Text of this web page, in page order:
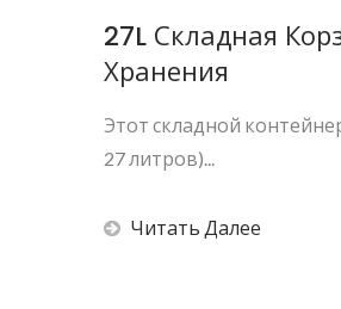
27L Складная
Хранения
Этот складной
27 литров)...
Читать Далее